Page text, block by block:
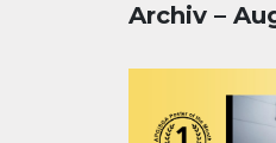
Archiv –